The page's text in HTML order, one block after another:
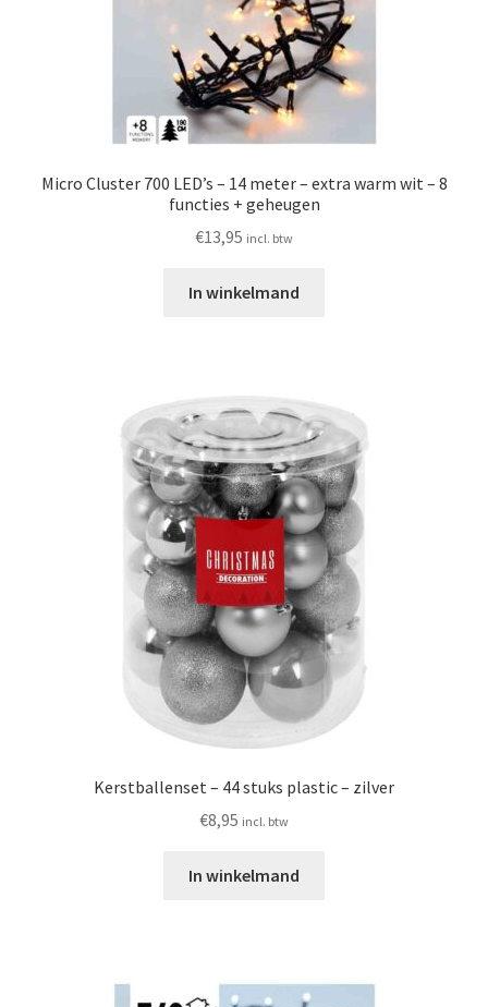
Micro Cluster 700 LED’s – 14 meter – extra warm wit – 8
functies + geheugen
€13,95 incl. btw
In winkelmand
Kerstballenset – 44 stuks plastic – zilver
€8,95 incl. btw
In winkelmand